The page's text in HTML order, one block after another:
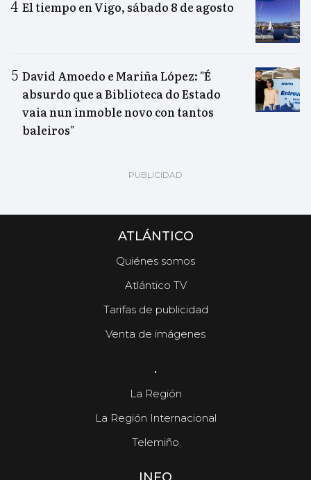
El tiempo en Vigo, sábado 8 de agosto
David Amoedo e Mariña López: "É
absurdo que a Biblioteca do Estado
vaia nun inmoble novo con tantos
baleiros"
ATLÁNTICO
Quiénes somos
Atlántico TV
Tarifas de publicidad
Venta de imágenes
.
La Región
La Región Internacional
Telemiño